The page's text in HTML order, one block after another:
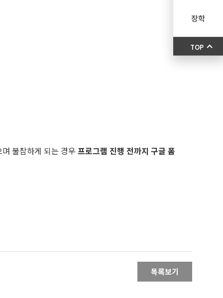
불참하게 되는 경우 프로그램 진행 전까지 구글 폼
목록보기
장학
TOP